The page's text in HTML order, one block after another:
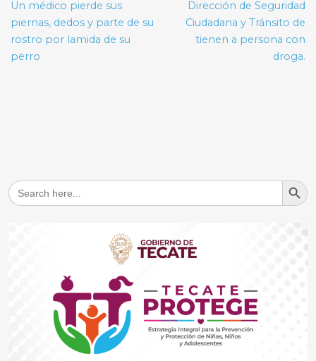
entradas
Un médico pierde sus
piernas, dedos y parte de su
rostro por lamida de su
perro
Dirección de Seguridad
Ciudadana y Tránsito de
tienen a persona con
droga.
Search
for:
Search